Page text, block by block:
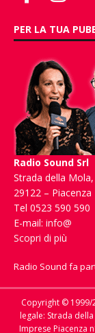
PER LA TUA
Radio Sound Srl
Strada della
29122 – Piacenza
Tel 0523 590 590
E-mail: info@
Scopri di più
Radio Sound fa
Copyright © 1999/
legale: Strada della
Imprese Piacenza